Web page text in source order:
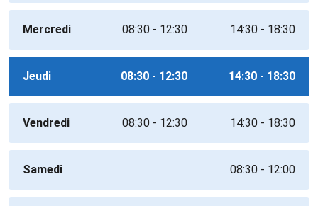
Mercredi 08:30 - 12:30 14:30 - 18:30
Jeudi 08:30 - 12:30 14:30 - 18:30
Vendredi 08:30 - 12:30 14:30 - 18:30
Samedi 08:30 - 12:00